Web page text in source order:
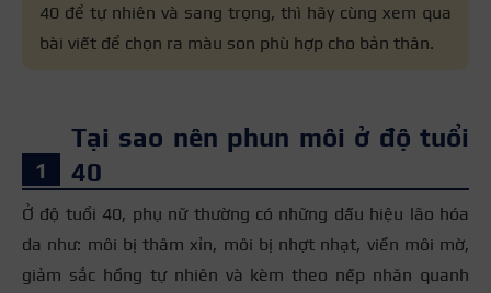
40 để tự nhiên và sang trọng, thì hãy cùng xem qua
bài viết để chọn ra màu son phù hợp cho bản thân.
Tại sao nên phun môi ở độ tuổi
40
Ở độ tuổi 40, phụ nữ thường có những dấu hiệu lão hóa
da như: môi bị thâm xỉn, môi bị nhợt nhạt, viền môi mờ,
giảm sắc hồng tự nhiên và kèm theo nếp nhăn quanh